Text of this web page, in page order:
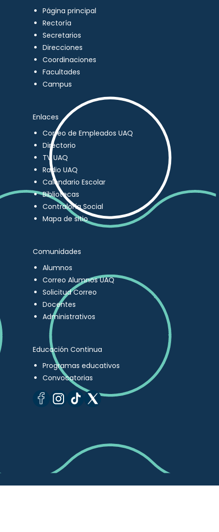
Página principal
Rectoría
Secretarios
Direcciones
Coordinaciones
Facultades
Campus
Enlaces
Correo de Empleados UAQ
Directorio
TV UAQ
Radio UAQ
Calendario Escolar
Bibliotecas
Contraloría Social
Mapa de sitio
Comunidades
Alumnos
Correo Alumnos UAQ
Solicitud Correo
Docentes
Administrativos
Educación Continua
Programas educativos
Convocatorias